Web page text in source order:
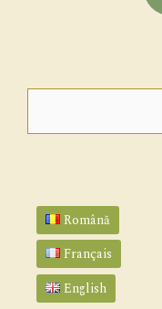
Română
Français
English